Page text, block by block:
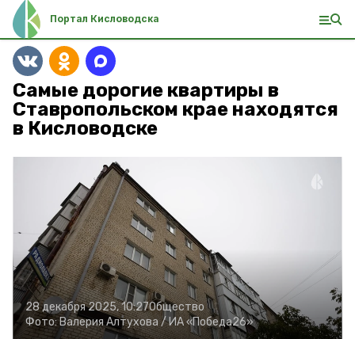
Портал Кисловодска
Самые дорогие квартиры в
Ставропольском крае находятся
в Кисловодске
28 декабря 2025, 10:27Общество
Фото:Валерия Алтухова /ИА «Победа26»